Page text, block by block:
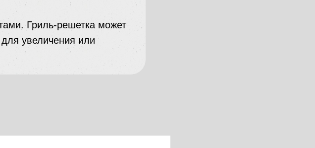
Гриль-решетка может
увеличения или